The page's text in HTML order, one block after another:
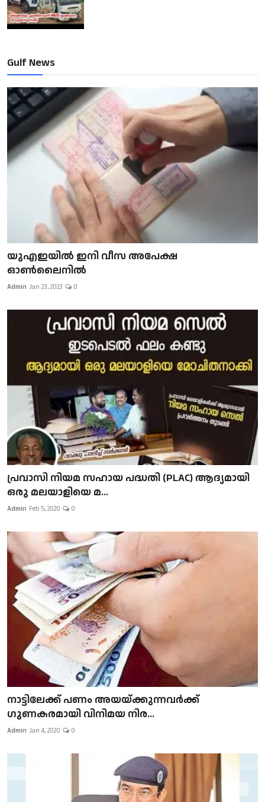
Gulf News
യുഎഇയിൽ ഇനി വീസ അപേക്ഷ
ഓൺലൈനിൽ
Admin Jan 23, 2023 0
പ്രവാസി നിയമ സഹായ പദ്ധതി (PLAC) ആദ്യമായി
ഒരു മലയാളിയെ മ...
Admin Feb 5, 2020 0
നാട്ടിലേക്ക് പണം അയയ്ക്കുന്നവർക്ക്
ഗുണകരമായി വിനിമയ നിര...
Admin Jan 4, 2020 0